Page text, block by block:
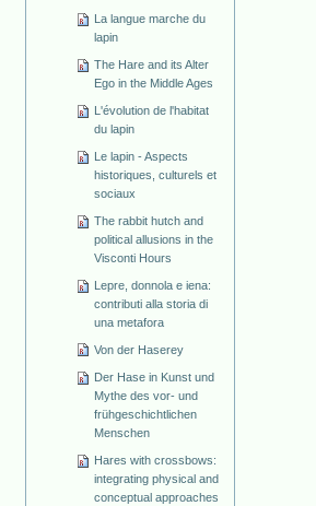
La langue marche du
lapin
The Hare and its Alter
Ego in the Middle Ages
L'évolution de l'habitat
du lapin
Le lapin - Aspects
historiques, culturels et
sociaux
The rabbit hutch and
political allusions in the
Visconti Hours
Lepre, donnola e iena:
contributi alla storia di
una metafora
Von der Haserey
Der Hase in Kunst und
Mythe des vor- und
frühgeschichtlichen
Menschen
Hares with crossbows:
integrating physical and
conceptual approaches